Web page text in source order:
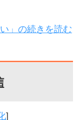
」の続きを読む
]